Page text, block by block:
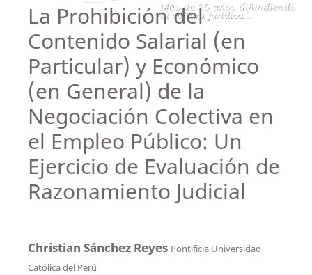
La Prohibición del
Contenido Salarial (en
Particular) y Económico
(en General) de la
Negociación Colectiva en
el Empleo Público: Un
Ejercicio de Evaluación de
Razonamiento Judicial
Christian Sánchez Reyes Pontificia Universidad
Católica del Perú